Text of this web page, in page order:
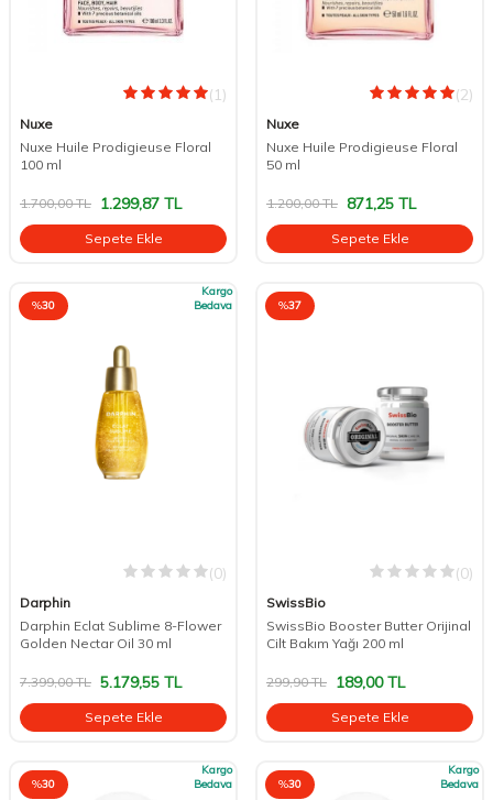
(1)
Nuxe
Nuxe Huile Prodigieuse Floral
100 ml
1.700,00TL 1.299,87 TL
Sepete Ekle
(2)
Nuxe
Nuxe Huile Prodigieuse Floral
50 ml
1.200,00TL 871,25 TL
Sepete Ekle
%30
Kargo
Bedava
(0)
Darphin
Darphin Eclat Sublime 8-Flower
Golden Nectar Oil 30 ml
7.399,00TL 5.179,55 TL
Sepete Ekle
%37
(0)
SwissBio
SwissBio Booster Butter Orijinal
Cilt Bakım Yağı 200 ml
299,90TL 189,00TL
Sepete Ekle
%30
Kargo
Bedava
%30
Kargo
Bedava